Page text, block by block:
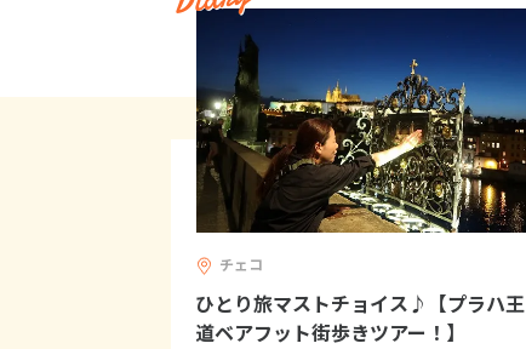
チェコ
ひとり旅マストチョイス♪【プラハ王
道ベアフット街歩きツアー！】